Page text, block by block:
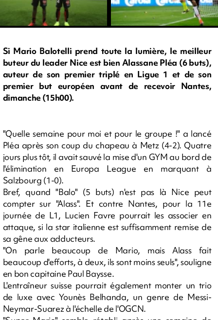
Si Mario Balotelli prend toute la lumière, le meilleur
buteur du leader Nice est bien Alassane Pléa (6 buts),
auteur de son premier triplé en Ligue 1 et de son
premier but européen avant de recevoir Nantes,
dimanche (15h00).
"Quelle semaine pour moi et pour le groupe !" a lancé
Pléa après son coup du chapeau à Metz (4-2). Quatre
jours plus tôt, il avait sauvé la mise d'un GYM au bord de
l'élimination en Europa League en marquant à
Salzbourg (1-0).
Bref, quand "Balo" (5 buts) n'est pas là Nice peut
compter sur "Alass". Et contre Nantes, pour la 11e
journée de L1, Lucien Favre pourrait les associer en
attaque, si la star italienne est suffisamment remise de
sa gêne aux adducteurs.
"On parle beaucoup de Mario, mais Alass fait
beaucoup d'efforts, à deux, ils sont moins seuls", souligne
en bon capitaine Paul Baysse.
L'entraîneur suisse pourrait également monter un trio
de luxe avec Younès Belhanda, un genre de Messi-
Neymar-Suarez à l'échelle de l'OGCN.